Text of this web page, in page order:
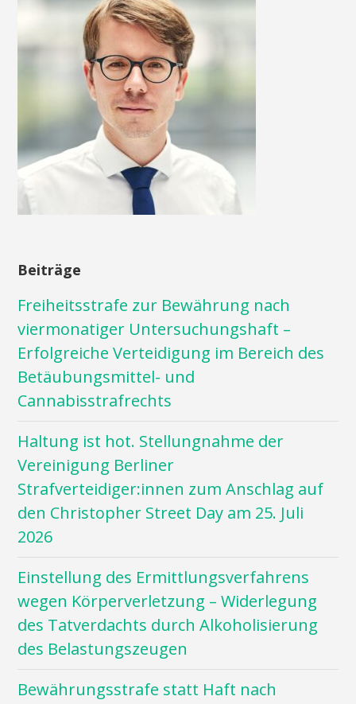
Beiträge
Freiheitsstrafe zur Bewährung nach
viermonatiger Untersuchungshaft –
Erfolgreiche Verteidigung im Bereich des
Betäubungsmittel- und
Cannabisstrafrechts
Haltung ist hot. Stellungnahme der
Vereinigung Berliner
Strafverteidiger:innen zum Anschlag auf
den Christopher Street Day am 25. Juli
2026
Einstellung des Ermittlungsverfahrens
wegen Körperverletzung – Widerlegung
des Tatverdachts durch Alkoholisierung
des Belastungszeugen
Bewährungsstrafe statt Haft nach